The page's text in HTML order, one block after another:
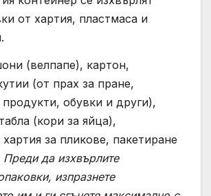
от хартия, пластмаса и
(велпапе), картон,
(от прах за пране,
обувки и други),
(кори за яйца),
за пликове, пакетиране
Преди да изхвърлите
изпразнете